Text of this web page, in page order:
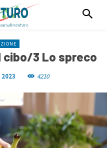
3 Lo spreco
4210